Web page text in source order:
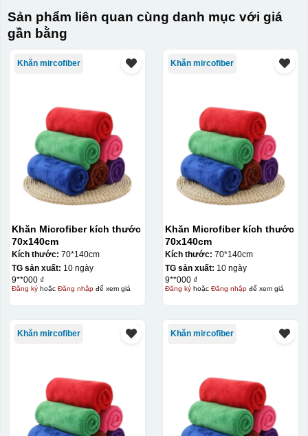
thêu
Chất liệu:
Sản phẩm liên quan cùng danh mục với giá
gần bằng
Khăn mircofiber
Khăn Microfiber kích thước
70x140cm
Kích thước: 70*140cm
TG sản xuất: 10 ngày
9**000 ₫
Đăng kýhoặc Đăng nhậpđể xem giá
Khăn mircofiber
Khăn Microfiber kích thước
70x140cm
Kích thước: 70*140cm
TG sản xuất: 10 ngày
9**000 ₫
Đăng kýhoặc Đăng nhậpđể xem giá
Khăn mircofiber Khăn mircofiber